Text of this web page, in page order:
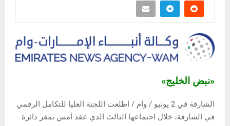
«نبض الخليج»
الشارقة في 2 يونيو / وام / اطلعت اللجنة العليا للتكامل الرقمي
في الشارقة، خلال اجتماعها الثالث الذي عقد أمس بمقر دائرة